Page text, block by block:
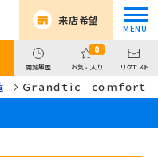
来店希望
閲覧履歴
0
お気に入り リクエスト
Ｇｒａｎｄｔｉｃ ｃｏｍｆｏｒｔ